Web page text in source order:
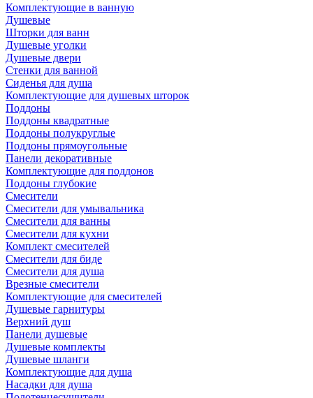
Комплектующие в ванную
Душевые
Шторки для ванн
Душевые уголки
Душевые двери
Стенки для ванной
Сиденья для душа
Комплектующие для душевых шторок
Поддоны
Поддоны квадратные
Поддоны полукруглые
Поддоны прямоугольные
Панели декоративные
Комплектующие для поддонов
Поддоны глубокие
Смесители
Смесители для умывальника
Смесители для ванны
Смесители для кухни
Комплект смесителей
Смесители для биде
Смесители для душа
Врезные смесители
Комплектующие для смесителей
Душевые гарнитуры
Верхний душ
Панели душевые
Душевые комплекты
Душевые шланги
Комплектующие для душа
Насадки для душа